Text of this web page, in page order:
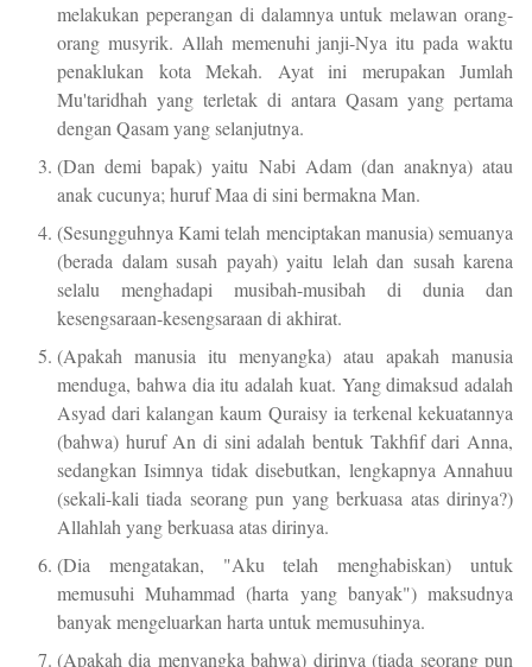
melakukan peperangan di dalamnya untuk melawan orang-
orang musyrik. Allah memenuhi janji-Nya itu pada waktu
penaklukan kota Mekah. Ayat ini merupakan Jumlah
Mu'taridhah yang terletak di antara Qasam yang pertama
dengan Qasam yang selanjutnya.
(Dan demi bapak) yaitu Nabi Adam (dan anaknya) atau
anak cucunya; huruf Maa di sini bermakna Man.
(Sesungguhnya Kami telah menciptakan manusia) semuanya
(berada dalam susah payah) yaitu lelah dan susah karena
selalu menghadapi musibah-musibah di dunia dan
kesengsaraan-kesengsaraan di akhirat.
(Apakah manusia itu menyangka) atau apakah manusia
menduga, bahwa dia itu adalah kuat. Yang dimaksud adalah
Asyad dari kalangan kaum Quraisy ia terkenal kekuatannya
(bahwa) huruf An di sini adalah bentuk Takhfif dari Anna,
sedangkan Isimnya tidak disebutkan, lengkapnya Annahuu
(sekali-kali tiada seorang pun yang berkuasa atas dirinya?)
Allahlah yang berkuasa atas dirinya.
(Dia mengatakan, "Aku telah menghabiskan) untuk
memusuhi Muhammad (harta yang banyak") maksudnya
banyak mengeluarkan harta untuk memusuhinya.
(Apakah dia menyangka bahwa) dirinya (tiada seorang pun